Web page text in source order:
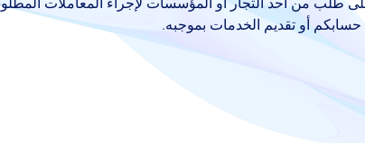
حسابكم أو تقديم الخدمات بموجبه.